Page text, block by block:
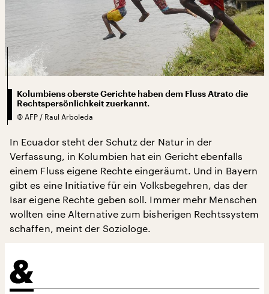
Kolumbiens oberste Gerichte haben dem Fluss Atrato die
Rechtspersönlichkeit zuerkannt.
© AFP / Raul Arboleda
In Ecuador steht der Schutz der Natur in der
Verfassung, in Kolumbien hat ein Gericht ebenfalls
einem Fluss eigene Rechte eingeräumt. Und in Bayern
gibt es eine Initiative für ein Volksbegehren, das der
Isar eigene Rechte geben soll. Immer mehr Menschen
wollten eine Alternative zum bisherigen Rechtssystem
schaffen, meint der Soziologe.